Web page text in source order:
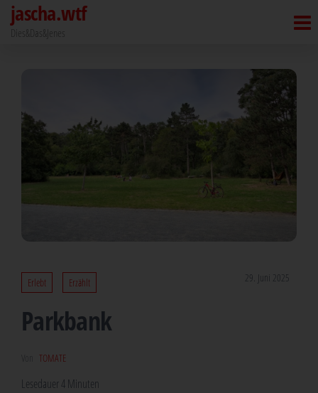
Zumjascha.wtf
Dies&Das&Jenes
Erlebt Erzählt 29. Juni 2025
Park­bank
TOMATE
Lese­dau­er4Minu­ten